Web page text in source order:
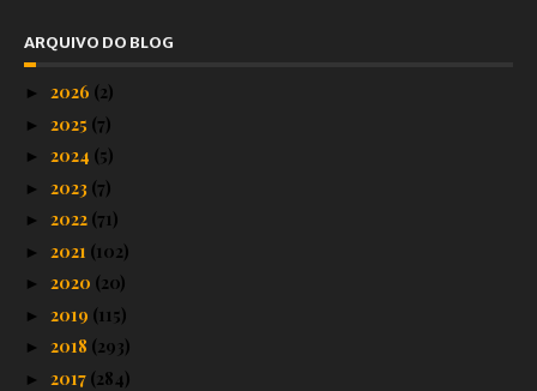
ARQUIVO DO BLOG
► 2026 (2)
► 2025 (7)
► 2024 (5)
► 2023 (7)
► 2022 (71)
► 2021 (102)
► 2020 (20)
► 2019 (115)
► 2018 (293)
► 2017 (284)